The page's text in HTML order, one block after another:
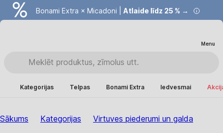
Bonami Extra × Micadoni | Atlaide līdz 25 % →
Menu
Kategorijas Telpas Bonami Extra Iedvesmai
Sākums Kategorijas Virtuves piederumi un galda